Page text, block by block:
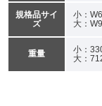
規格品サイ
ズ
小：
大：
重量
小：
大：